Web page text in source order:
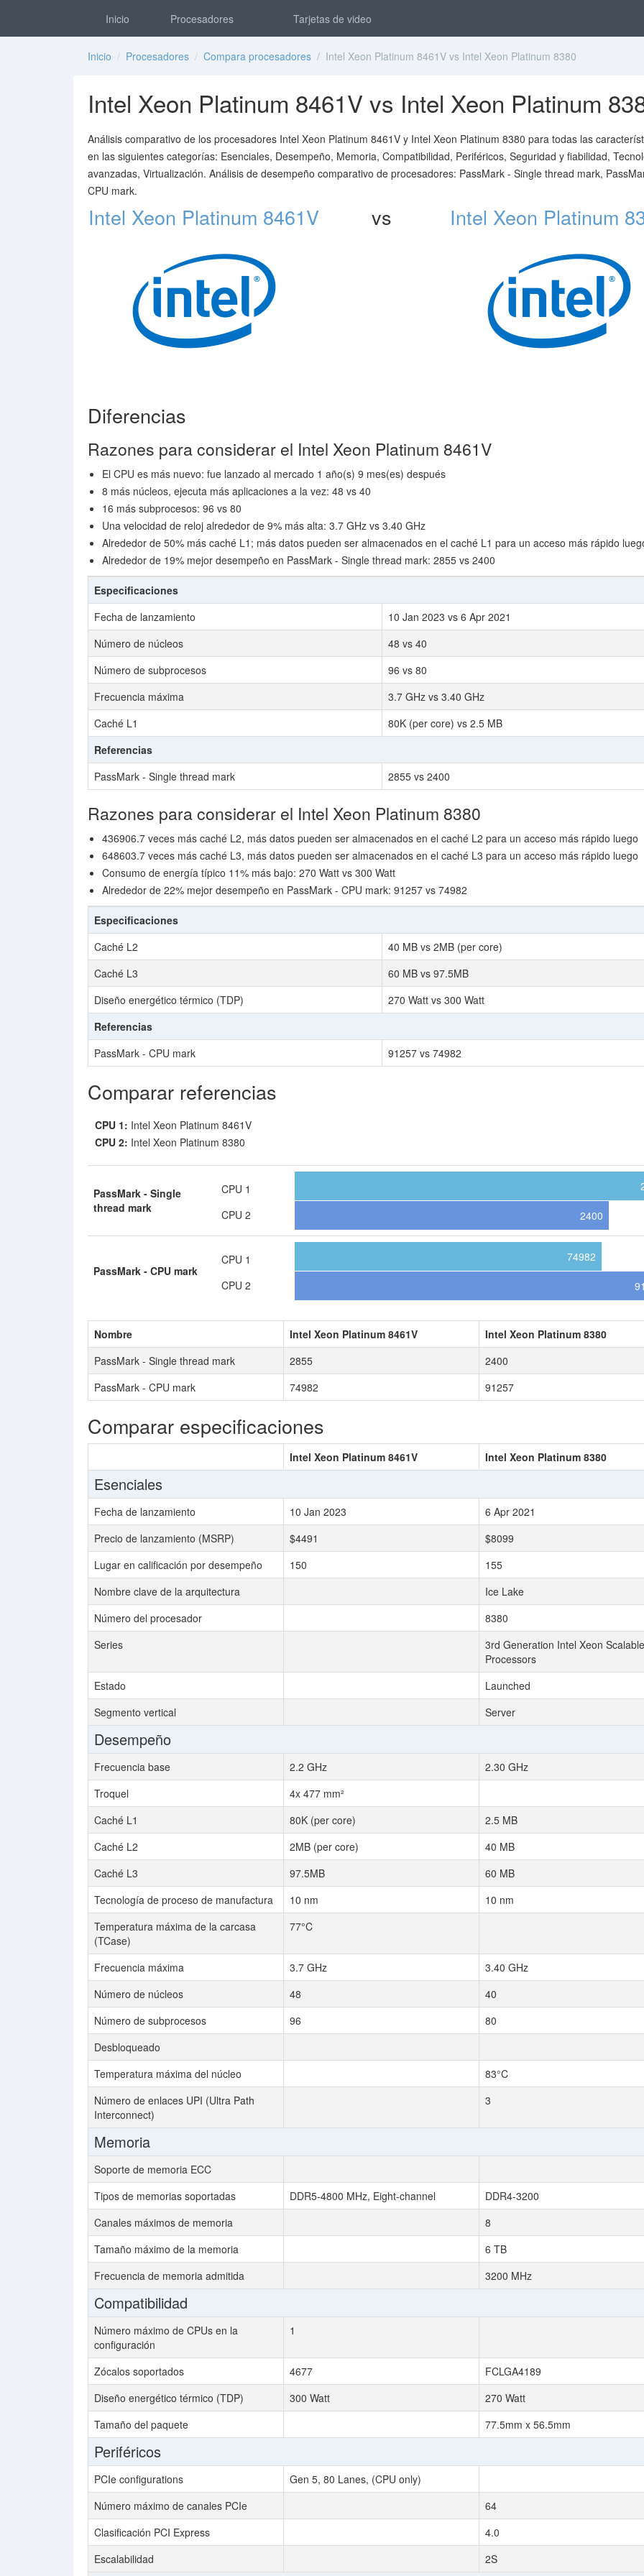
Inicio Procesadores Tarjetas de video
Inicio / Procesadores / Compara procesadores / Intel Xeon Platinum 8461V vs Intel Xeon Platinum 8380
Intel Xeon Platinum 8461V vs Intel Xeon Platinum
Análisis comparativo de los procesadores Intel Xeon Platinum 8461V y Intel Xeon Platinum 8380 para todas las
en las siguientes categorías: Esenciales, Desempeño, Memoria, Compatibilidad, Periféricos, Seguridad y fiabilidad,
avanzadas, Virtualización. Análisis de desempeño comparativo de procesadores: PassMark - Single thread mark,
CPU mark.
Intel Xeon Platinum 8461V vs Intel Xeon Platinum
Diferencias
Razones para considerar el Intel Xeon Platinum 8461V
El CPU es más nuevo: fue lanzado al mercado 1 año(s) 9 mes(es) después
8 más núcleos, ejecuta más aplicaciones a la vez: 48 vs 40
16 más subprocesos: 96 vs 80
Una velocidad de reloj alrededor de 9% más alta: 3.7 GHz vs 3.40 GHz
Alrededor de 50% más caché L1; más datos pueden ser almacenados en el caché L1 para un acceso más rápido
Alrededor de 19% mejor desempeño en PassMark - Single thread mark: 2855 vs 2400
Especificaciones
Fecha de lanzamiento
10 Jan 2023 vs 6 Apr 2021
Número de núcleos
48 vs 40
Número de subprocesos
96 vs 80
Frecuencia máxima
3.7 GHz vs 3.40 GHz
Caché L1
80K (per core) vs 2.5 MB
Referencias
PassMark - Single thread mark
2855 vs 2400
Razones para considerar el Intel Xeon Platinum 8380
436906.7 veces más caché L2, más datos pueden ser almacenados en el caché L2 para un acceso más rápido luego
648603.7 veces más caché L3, más datos pueden ser almacenados en el caché L3 para un acceso más rápido luego
Consumo de energía típico 11% más bajo: 270 Watt vs 300 Watt
Alrededor de 22% mejor desempeño en PassMark - CPU mark: 91257 vs 74982
Especificaciones
Caché L2
40 MB vs 2MB (per core)
Caché L3
60 MB vs 97.5MB
Diseño energético térmico (TDP)
270 Watt vs 300 Watt
Referencias
PassMark - CPU mark
91257 vs 74982
Comparar referencias
CPU 1: Intel Xeon Platinum 8461V
CPU 2: Intel Xeon Platinum 8380
PassMark - Single
thread mark
CPU 1
CPU 2
2400
PassMark - CPU mark
CPU 1
CPU 2
74982
Nombre Intel Xeon Platinum 8461V
Intel Xeon Platinum 8380
PassMark - Single thread mark
2855
2400
PassMark - CPU mark
74982 91257
Comparar especificaciones
Intel Xeon Platinum 8461V Intel Xeon Platinum 8380
Esenciales
Fecha de lanzamiento 10 Jan 2023
6 Apr 2021
Precio de lanzamiento (MSRP)
$4491
$8099
Lugar en calificación por desempeño
150
155
Nombre clave de la arquitectura
Ice Lake
Número del procesador
8380
Series
3rd Generation Intel Xeon Scalable
Processors
Estado
Launched
Segmento vertical
Server
Desempeño
Frecuencia base 2.2 GHz
2.30 GHz
Troquel
4x 477 mm²
Caché L1
80K (per core)
2.5 MB
Caché L2
2MB (per core)
40 MB
Caché L3
97.5MB
60 MB
Tecnología de proceso de manufactura
10 nm
10 nm
Temperatura máxima de la carcasa
(TCase)
77°C
Frecuencia máxima 3.7 GHz
3.40 GHz
Número de núcleos
48
40
Número de subprocesos
96
80
Desbloqueado
Temperatura máxima del núcleo
83°C
Número de enlaces UPI (Ultra Path
Interconnect)
3
Memoria
Soporte de memoria ECC
Tipos de memorias soportadas
DDR5-4800 MHz, Eight-channel
DDR4-3200
Canales máximos de memoria
8
Tamaño máximo de la memoria
6 TB
Frecuencia de memoria admitida
3200 MHz
Compatibilidad
Número máximo de CPUs en la
configuración
1
Zócalos soportados 4677
FCLGA4189
Diseño energético térmico (TDP)
300 Watt
270 Watt
Tamaño del paquete
77.5mm x 56.5mm
Periféricos
PCIe configurations
Gen 5, 80 Lanes, (CPU only)
Número máximo de canales PCIe
64
Clasificación PCI Express
4.0
Escalabilidad
2S